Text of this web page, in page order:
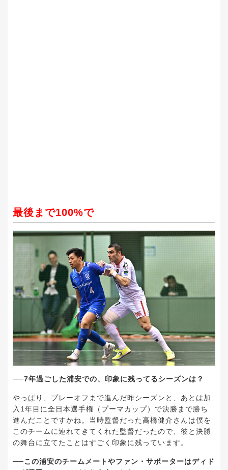
最後まで100%で
──7年過ごした浦安での、印象に残ってるシーズンは？
やっぱり、プレーオフまで進んだ昨シーズンと、あとは加
入1年目に全日本選手権（プーマカップ）で決勝まで勝ち
進んだことですかね。当時監督だった高橋健介さんは僕を
このチームに連れてきてくれた監督だったので、彼と決勝
の舞台に立てたことはすごく印象に残っています。
──この浦安のチームメートやファン・サポーターはディド